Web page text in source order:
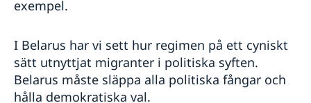
exempel.
I Belarus har vi sett hur regimen på ett cyniskt
sätt utnyttjat migranter i politiska syften.
Belarus måste släppa alla politiska fångar och
hålla demokratiska val.